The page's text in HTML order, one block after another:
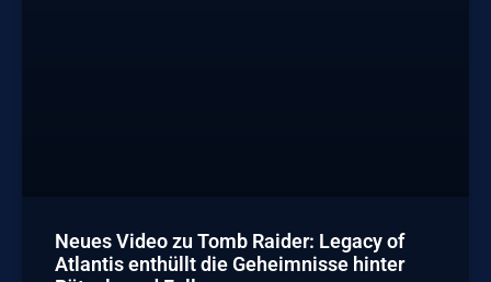
Neues Video zu Tomb Raider: Legacy of
Atlantis enthüllt die Geheimnisse hinter